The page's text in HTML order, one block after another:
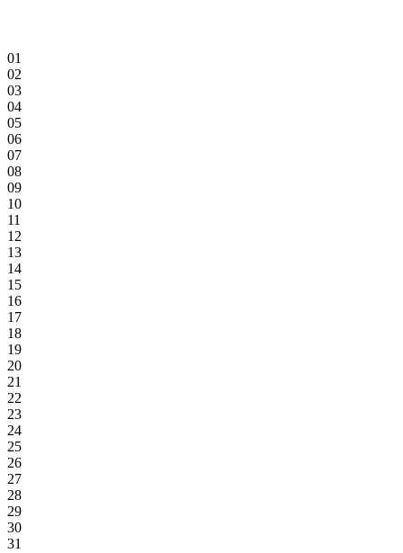
01
02
03
04
05
06
07
08
09
10
11
12
13
14
15
16
17
18
19
20
21
22
23
24
25
26
27
28
29
30
31